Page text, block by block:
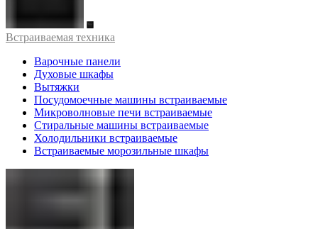
Встраиваемая техника
Варочные панели
Духовые шкафы
Вытяжки
Посудомоечные машины встраиваемые
Микроволновые печи встраиваемые
Стиральные машины встраиваемые
Холодильники встраиваемые
Встраиваемые морозильные шкафы